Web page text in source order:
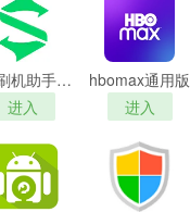
黑鲨刷机助手手机最新版
进入
hbomax通用版
进入